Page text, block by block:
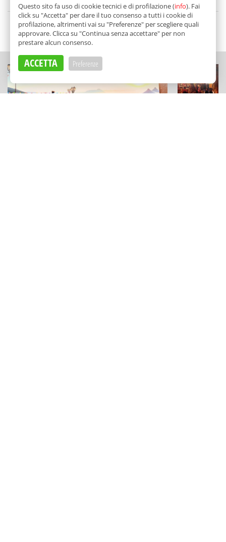
diAlice Marchese
SCELTO DA BALARM
Questo sito fa uso di cookie tecnici e di profilazione (info). Fai
click su "Accetta" per dare il tuo consenso a tutti i cookie di
profilazione, altrimenti vai su "Preferenze" per scegliere quali
approvare. Clicca su "Continua senza accettare" per non
prestare alcun consenso.
ACCETTA Preferenze